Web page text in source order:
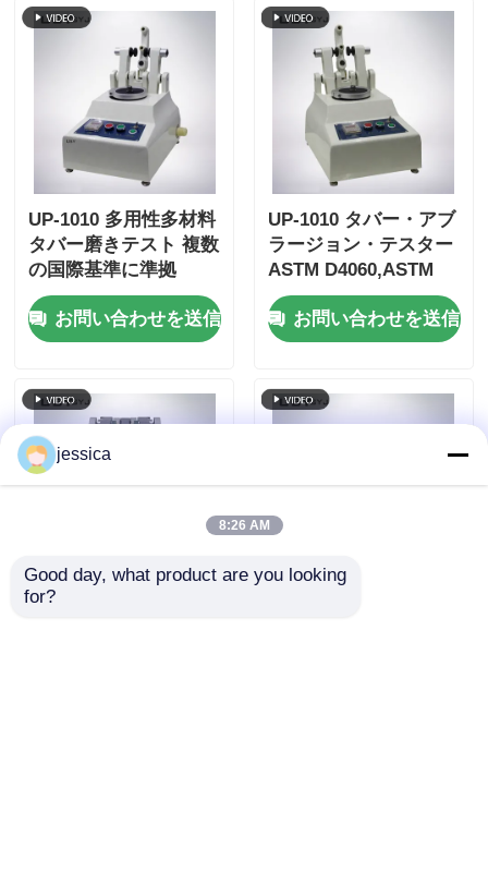
UP-1010 多用性多材料
タバー磨きテスト 複数
の国際基準に準拠
お問い合わせを送信
UP-1010 タバー・アブ
ラージョン・テスター
ASTM D4060,ASTM
D1044,ISO 5470および
JIS K7204に対応し,調
整可能な負荷
び60r/minの回転速度
を備えています
お問い合わせを送信
UP-1010 カスタマイズ
jessica
8:26 AM
Good day, what product are you looking
for?